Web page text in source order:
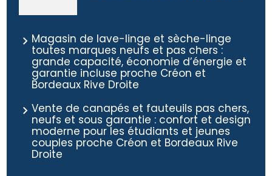
Magasin de lave-linge et sèche-linge
toutes marques neufs et pas chers :
grande capacité, économie d’énergie et
garantie incluse proche Créon et
Bordeaux Rive Droite
Vente de canapés et fauteuils pas chers,
neufs et sous garantie : confort et design
moderne pour les étudiants et jeunes
couples proche Créon et Bordeaux Rive
Droite